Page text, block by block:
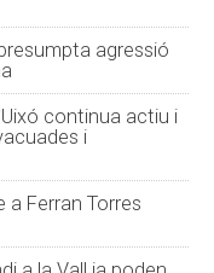
agressió
continua actiu i
i
a Ferran Torres